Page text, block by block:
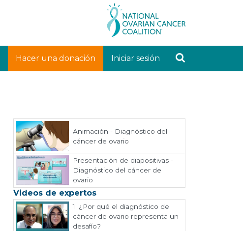
Hacer una donación Iniciar sesión
Animación - Diagnóstico del
cáncer de ovario
Presentación de diapositivas -
Diagnóstico del cáncer de
ovario
Videos de expertos
1.
¿Por qué el diagnóstico de
cáncer de ovario representa un
desafío?